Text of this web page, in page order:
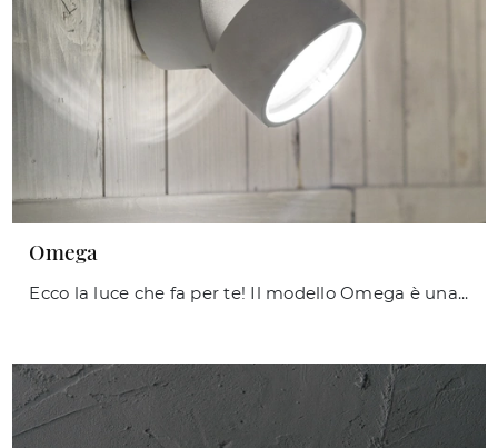
Omega
Ecco la luce che fa per te! Il modello Omega è una delle nostre lampade da esterni di Ideal Lux.